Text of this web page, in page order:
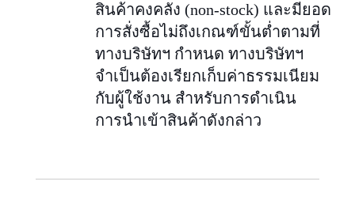
สินค้าคงคลัง (non-stock) และมียอด
การสั่งซื้อไม่ถึงเกณฑ์ขั้นต่ำตามที่
ทางบริษัทฯ กำหนด ทางบริษัทฯ
จำเป็นต้องเรียกเก็บค่าธรรมเนียม
กับผู้ใช้งาน สำหรับการดำเนิน
การนำเข้าสินค้าดังกล่าว